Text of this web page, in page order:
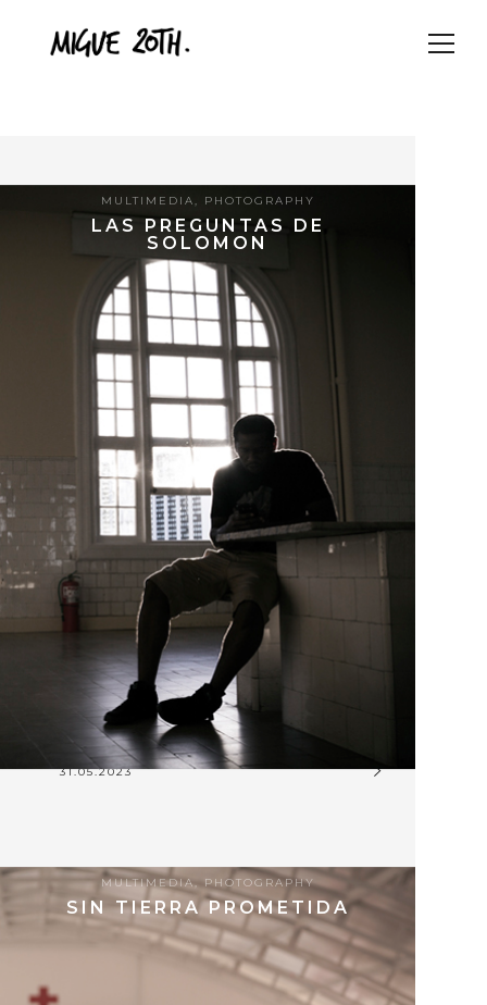
31.05.2023
MULTIMEDIA, PHOTOGRAPHY
LAS PREGUNTAS DE
SOLOMON
MULTIMEDIA,PHOTOGRAPHY
SIN TIERRA PROMETIDA